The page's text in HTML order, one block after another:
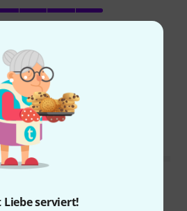
Liebe serviert!
extrem leicht! Genau was ich
BEWERTUNG MELDEN
26.09.2017